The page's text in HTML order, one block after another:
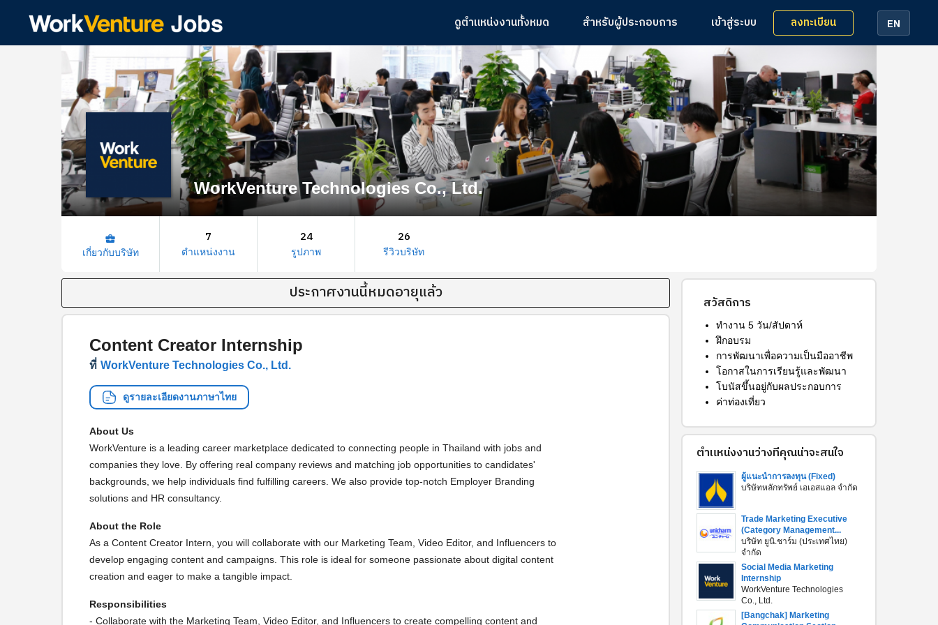
ดูตำแหน่งงานทั้งหมด สำหรับผู้ประกอบการ เข้าสู่ระบบ ลงทะเบียน EN
WorkVenture Technologies Co., Ltd.
business_center
เกี่ยวกับบริษัท
7
ตำแหน่งงาน
24
รูปภาพ
26
รีวิวบริษัท
ประกาศงานนี้หมดอายุแล้ว
Content Creator Internship
ที่ WorkVenture Technologies Co., Ltd.
ดูรายละเอียดงานภาษาไทย
About Us
WorkVenture is a leading career marketplace dedicated to connecting people in Thailand with jobs and
companies they love. By offering real company reviews and matching job opportunities to candidates'
backgrounds, we help individuals find fulfilling careers. We also provide top-notch Employer Branding
solutions and HR consultancy.
About the Role
As a Content Creator Intern, you will collaborate with our Marketing Team, Video Editor, and Influencers to
develop engaging content and campaigns. This role is ideal for someone passionate about digital content
creation and eager to make a tangible impact.
Responsibilities
- Collaborate with the Marketing Team, Video Editor, and Influencers to create compelling content and
สวัสดิการ
ทำงาน 5 วัน/สัปดาห์
ฝึกอบรม
การพัฒนาเพื่อความเป็นมืออาชีพ
โอกาสในการเรียนรู้และพัฒนา
โบนัสขึ้นอยู่กับผลประกอบการ
ค่าท่องเที่ยว
ตำแหน่งงานว่างที่คุณน่าจะสนใจ
ผู้แนะนำการลงทุน (Fixed)
บริษัทหลักทรัพย์ เอเอสแอล จำกัด
Trade Marketing Executive
(Category Management...
บริษัท ยูนิ.ชาร์ม (ประเทศไทย)
จำกัด
Social Media Marketing
Internship
WorkVenture Technologies
Co., Ltd.
[Bangchak] Marketing